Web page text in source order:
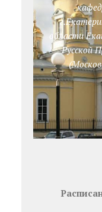
области
Русской